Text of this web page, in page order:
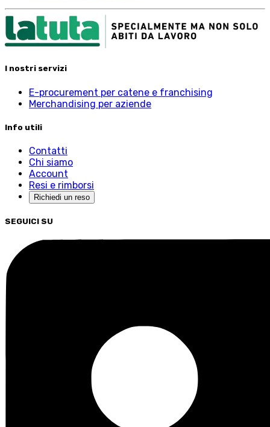
I nostri servizi
E-procurement per catene e franchising
Merchandising per aziende
Info utili
Contatti
Chi siamo
Account
Resi e rimborsi
Richiedi un reso
SEGUICI SU